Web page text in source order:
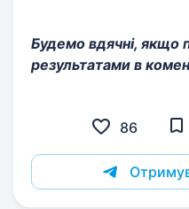
Будемо вдячні, якщо
результатами в
86